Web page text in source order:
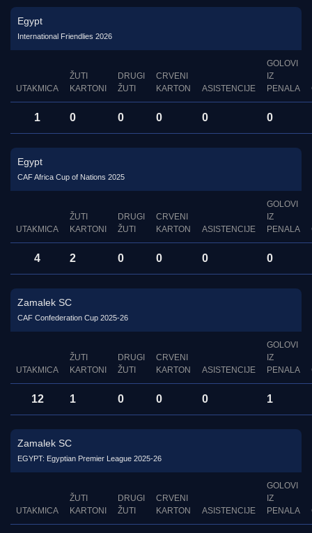
Egypt
International Friendlies 2026
UTAKMICA
ŽUTI
KARTONI
DRUGI
ŽUTI
CRVENI
KARTON
ASISTENCIJE
GOLOVI
IZ
PENALA
1 0 0 0 0 0
Egypt
CAF Africa Cup of Nations 2025
UTAKMICA
ŽUTI
KARTONI
DRUGI
ŽUTI
CRVENI
KARTON
ASISTENCIJE
GOLOVI
IZ
PENALA
4 2 0 0 0 0
Zamalek SC
CAF Confederation Cup 2025-26
UTAKMICA
ŽUTI
KARTONI
DRUGI
ŽUTI
CRVENI
KARTON
ASISTENCIJE
GOLOVI
IZ
PENALA
12 1 0 0 0 1
Zamalek SC
EGYPT: Egyptian Premier League 2025-26
UTAKMICA
ŽUTI
KARTONI
DRUGI
ŽUTI
CRVENI
KARTON
ASISTENCIJE
GOLOVI
IZ
PENALA